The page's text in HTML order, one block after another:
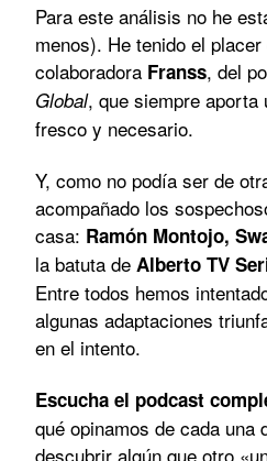
Para este análisis no he
menos). He tenido el
colaboradora Franss, del
Global, que siempre aporta
fresco y necesario.
Y, como no podía ser de
acompañado los
casa: Ramón Montojo,
la batuta de Alberto TV
Entre todos hemos
algunas adaptaciones
en el intento.
Escucha el podcast
qué opinamos de cada una
descubrir algún que otro